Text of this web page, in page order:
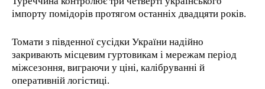
імпорту помідорів протягом останніх двадцяти років.
Томати з південної сусідки України надійно
закривають місцевим гуртовикам і мережам період
міжсезоння, виграючи у ціні, калібруванні й
оперативній логістиці.